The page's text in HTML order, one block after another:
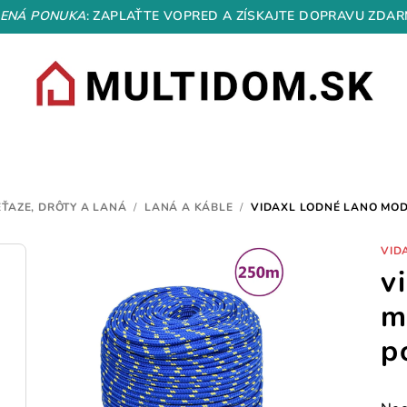
PONUKA: ZAPLAŤTE VOPRED A ZÍSKAJTE DOPRAVU
DRÔTY A LANÁ / LANÁ A KÁBLE / VIDAXL LODNÉ LANO